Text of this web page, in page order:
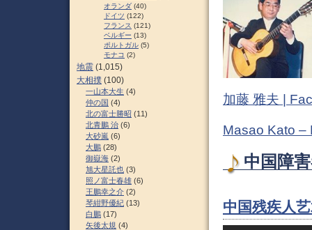
加藤 雅夫 |
Masao Kato –
中国障
中国残疾人
オランダ (40)
ドイツ (122)
フランス (121)
ベルギー (13)
ポルトガル (5)
モナコ (2)
地震 (1,015)
大相撲 (100)
一山本大生 (4)
仲の国 (4)
北の富士勝昭 (11)
北青鵬 治 (6)
大砂嵐 (6)
大鵬 (28)
御嶽海 (2)
旭大星託也 (3)
照ノ富士春雄 (6)
王鵬幸之介 (2)
琴紺野優紀 (13)
白鵬 (17)
矢後太規 (4)